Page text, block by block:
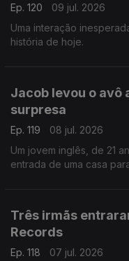
Ep. 120
09 jul. 2026
Uma interação
história de hoje.
Jacob levou o avô
surpresa
Ep. 119
08 jul. 2026
Um jovem inglês, de 21
entrada de uma casa
Três irmãs
Records
Ep. 118
07 jul. 2026